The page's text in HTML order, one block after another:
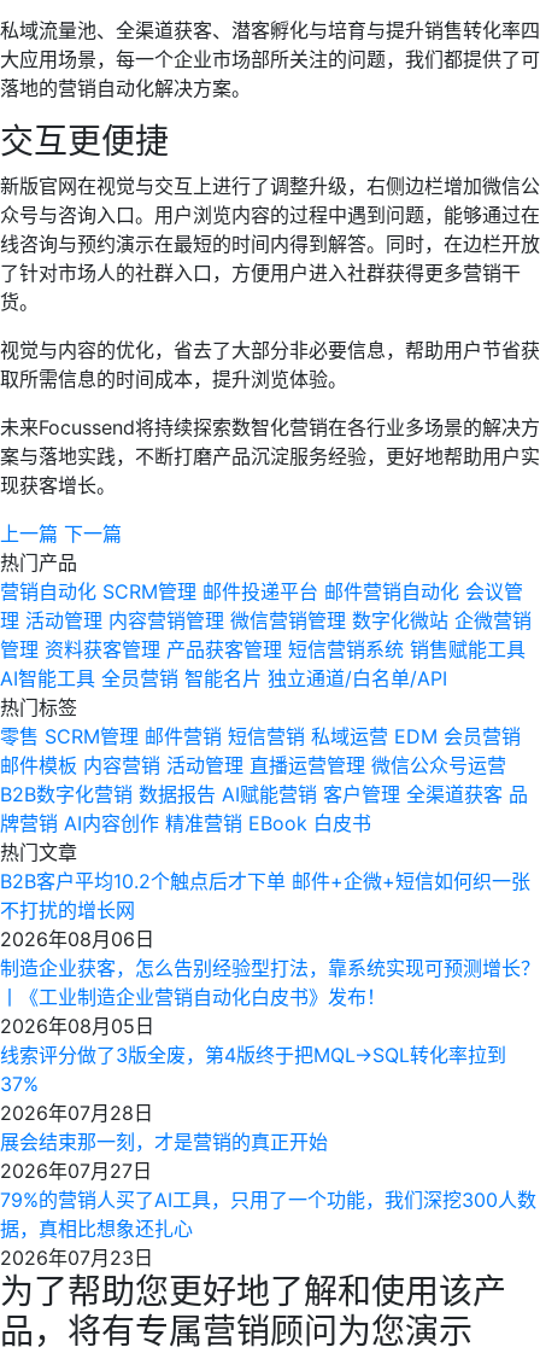
私域流量池、全渠道获客、潜客孵化与培育与提升销售转化率四
大应用场景，每一个企业市场部所关注的问题，我们都提供了可
落地的营销自动化解决方案。
交互更便捷
新版官网在视觉与交互上进行了调整升级，右侧边栏增加微信公
众号与咨询入口。用户浏览内容的过程中遇到问题，能够通过在
线咨询与预约演示在最短的时间内得到解答。同时，在边栏开放
了针对市场人的社群入口，方便用户进入社群获得更多营销干
货。
视觉与内容的优化，省去了大部分非必要信息，帮助用户节省获
取所需信息的时间成本，提升浏览体验。
未来Focussend将持续探索数智化营销在各行业多场景的解决方
案与落地实践，不断打磨产品沉淀服务经验，更好地帮助用户实
现获客增长。
上一篇 下一篇
热门产品
营销自动化 SCRM管理 邮件投递平台 邮件营销自动化 会议管
理 活动管理 内容营销管理 微信营销管理 数字化微站 企微营销
管理 资料获客管理 产品获客管理 短信营销系统 销售赋能工具
AI智能工具 全员营销 智能名片 独立通道/白名单/API
热门标签
零售 SCRM管理 邮件营销 短信营销 私域运营 EDM 会员营销
邮件模板 内容营销 活动管理 直播运营管理 微信公众号运营
B2B数字化营销 数据报告 AI赋能营销 客户管理 全渠道获客 品
牌营销 AI内容创作 精准营销 EBook 白皮书
热门文章
B2B客户平均10.2个触点后才下单 邮件+企微+短信如何织一张
不打扰的增长网
2026年08月06日
制造企业获客，怎么告别经验型打法，靠系统实现可预测增长？
丨《工业制造企业营销自动化白皮书》发布！
2026年08月05日
线索评分做了3版全废，第4版终于把MQL→SQL转化率拉到
37%
2026年07月28日
展会结束那一刻，才是营销的真正开始
2026年07月27日
79%的营销人买了AI工具，只用了一个功能，我们深挖300人数
据，真相比想象还扎心
2026年07月23日
为了帮助您更好地了解和使用该产
品，将有专属营销顾问为您演示